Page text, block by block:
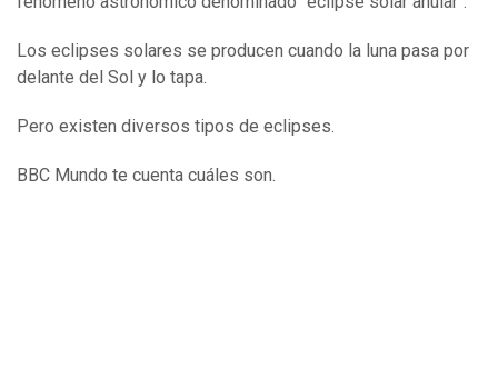
Los eclipses solares se producen cuando la luna pasa por
delante del Sol y lo tapa.
Pero existen diversos tipos de eclipses.
BBC Mundo te cuenta cuáles son.